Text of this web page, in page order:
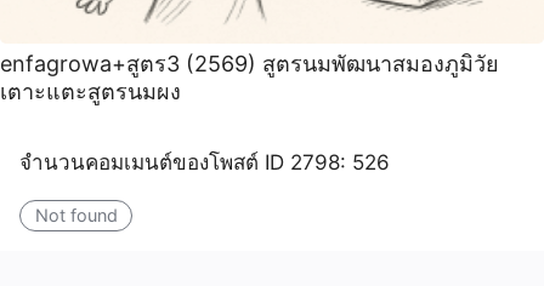
enfagrowa+สูตร3 (2569) สูตรนมพัฒนาสมองภูมิวัย
เตาะแตะสูตรนมผง
จำนวนคอมเมนต์ของโพสต์ ID 2798: 526
Not found